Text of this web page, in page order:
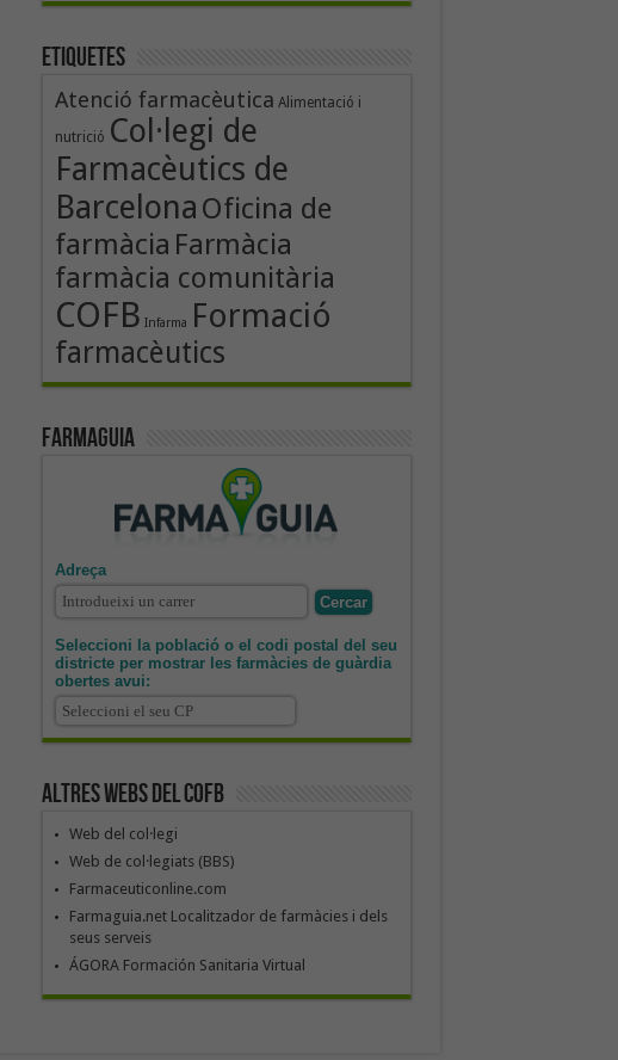
Etiquetes
Atenció farmacèutica Alimentació i
nutrició Col·legi de
Farmacèutics de
Barcelona Oficina de
farmàcia Farmàcia
farmàcia comunitària
COFB Infarma Formació
farmacèutics
Farmaguia
Adreça
Seleccioni la població o el codi postal del seu
districte per mostrar les farmàcies de guàrdia
obertes avui:
Altres webs del COFB
Web del col·legi
Web de col·legiats (BBS)
Farmaceuticonline.com
Farmaguia.net Localitzador de farmàcies i dels
seus serveis
ÁGORA Formación Sanitaria Virtual